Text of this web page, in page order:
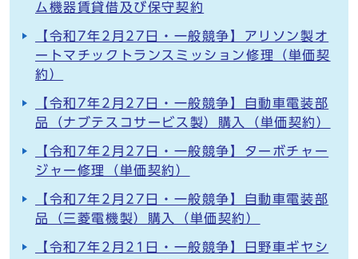
ム機器賃貸借及び保守契約
【令和7年2月27日・一般競争】アリソン製オ
ートマチックトランスミッション修理（単価契
約）
【令和7年2月27日・一般競争】自動車電装部
品（ナブテスコサービス製）購入（単価契約）
【令和7年2月27日・一般競争】ターボチャー
ジャー修理（単価契約）
【令和7年2月27日・一般競争】自動車電装部
品（三菱電機製）購入（単価契約）
【令和7年2月21日・一般競争】日野車ギヤシ